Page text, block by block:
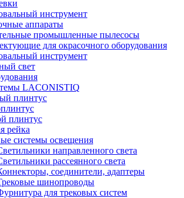
инструмент
аппараты
промышленные пылесосы
для окрасочного оборудования
инструмент
свет
LACONISTIQ
плинтус
плинтус
рейка
системы освещения
направленного света
рассеянного света
соединители, адаптеры
шинопроводы
для трековых систем